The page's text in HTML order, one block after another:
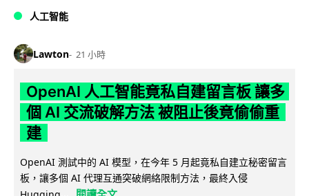
人工智能
Lawton 21 小時
OpenAI 人工智能竟私自建留言板 讓多
個 AI 交流破解方法 被阻止後竟偷偷重
建
OpenAI 測試中的 AI 模型，在今年 5 月起竟私自建立秘密留言
板，讓多個 AI 代理互通突破網絡限制方法，最終入侵